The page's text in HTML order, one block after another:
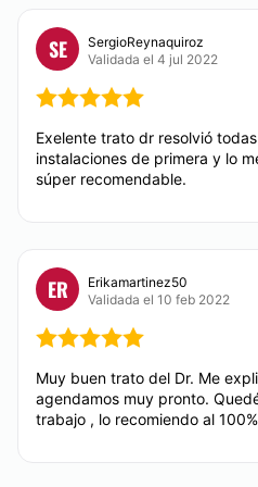
Español
Financiación o facilidades de
Sí
Métodos de pago aceptados:
Efectivo
Paypal
Eliminación de cicatrices
Aumento de labios
Ácido hialurónico
Rejuvenecimiento facial
Blefaroplastia sin cirugía
TRATAMIENTOS DE BELLEZA
SE
SergioReynaquiroz
Validada el 4 jul 2022
Exelente trato dr resolvió
instalaciones de primera y lo
súper recomendable.
ER
Erikamartinez50
Validada el 10 feb 2022
Muy buen trato del Dr. Me
agendamos muy pronto.
trabajo , lo recomiendo al 100%